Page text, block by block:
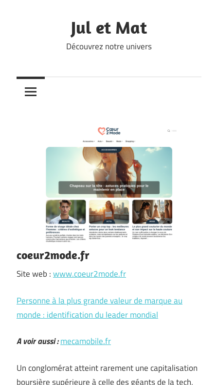
Jul et Mat
Découvrez notre univers
coeur2mode.fr
Site web :www.coeur2mode.fr
Personne à la plus grande valeur de marque au
monde : identification du leader mondial
A voir aussi :mecamobile.fr
Un conglomérat atteint rarement une capitalisation
boursière supérieure à celle des géants de la tech.